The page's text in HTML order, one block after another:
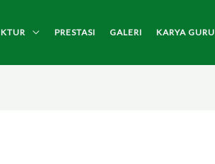
PRESTASI GALERI KARYA GURU